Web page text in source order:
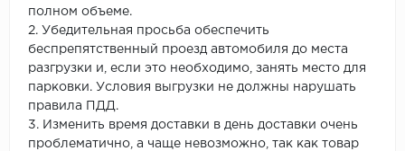
полном объеме.
2. Убедительная просьба обеспечить
беспрепятственный проезд автомобиля до места
разгрузки и, если это необходимо, занять место для
парковки. Условия выгрузки не должны нарушать
правила ПДД.
3. Изменить время доставки в день доставки очень
проблематично, а чаще невозможно, так как товар